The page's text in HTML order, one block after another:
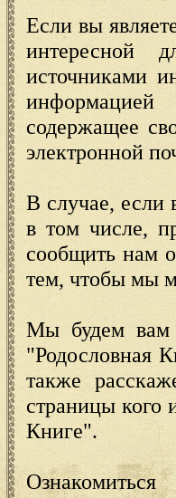
Если вы
интересной
источниками
содержащее
электронной
В случае, если
в том числе,
сообщить нам
тем, чтобы мы
Мы будем вам
"Родословная
также
страницы кого
Книге".